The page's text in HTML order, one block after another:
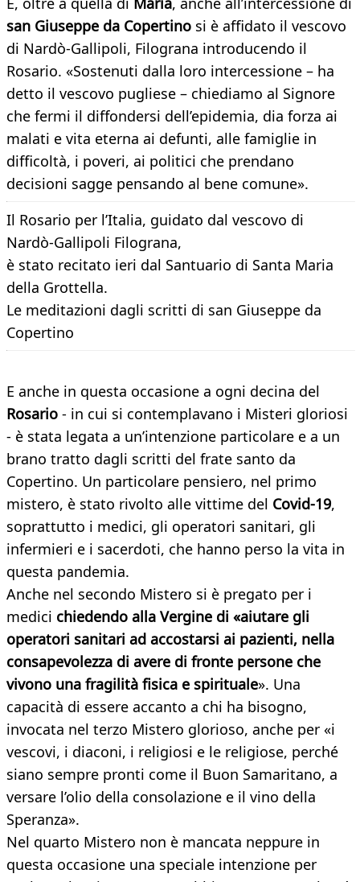
san Giuseppe da Copertino si è affidato il vescovo
di Nardò-Gallipoli, Filograna introducendo il
Rosario. «Sostenuti dalla loro intercessione – ha
detto il vescovo pugliese – chiediamo al Signore
che fermi il diffondersi dell’epidemia, dia forza ai
malati e vita eterna ai defunti, alle famiglie in
difficoltà, i poveri, ai politici che prendano
decisioni sagge pensando al bene comune».
Il Rosario per l’Italia, guidato dal vescovo di
Nardò-Gallipoli Filograna,
è stato recitato ieri dal Santuario di Santa Maria
della Grottella.
Le meditazioni dagli scritti di san Giuseppe da
Copertino
E anche in questa occasione a ogni decina del
Rosario - in cui si contemplavano i Misteri gloriosi
- è stata legata a un’intenzione particolare e a un
brano tratto dagli scritti del frate santo da
Copertino. Un particolare pensiero, nel primo
mistero, è stato rivolto alle vittime del Covid-19,
soprattutto i medici, gli operatori sanitari, gli
infermieri e i sacerdoti, che hanno perso la vita in
questa pandemia.
Anche nel secondo Mistero si è pregato per i
medici chiedendo alla Vergine di «aiutare gli
operatori sanitari ad accostarsi ai pazienti, nella
consapevolezza di avere di fronte persone che
vivono una fragilità fisica e spirituale». Una
capacità di essere accanto a chi ha bisogno,
invocata nel terzo Mistero glorioso, anche per «i
vescovi, i diaconi, i religiosi e le religiose, perché
siano sempre pronti come il Buon Samaritano, a
versare l’olio della consolazione e il vino della
Speranza».
Nel quarto Mistero non è mancata neppure in
questa occasione una speciale intenzione per